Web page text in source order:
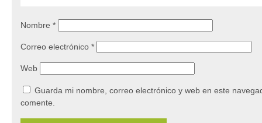
Nombre *
Correo electrónico *
Web
Guarda mi nombre, correo electrónico y web en este
comente.